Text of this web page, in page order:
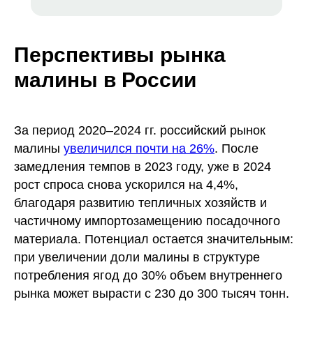
Перспективы рынка
малины в России
За период 2020–2024 гг. российский рынок
малины увеличился почти на 26%. После
замедления темпов в 2023 году, уже в 2024
рост спроса снова ускорился на 4,4%,
благодаря развитию тепличных хозяйств и
частичному импортозамещению посадочного
материала. Потенциал остается значительным:
при увеличении доли малины в структуре
потребления ягод до 30% объем внутреннего
рынка может вырасти с 230 до 300 тысяч тонн.